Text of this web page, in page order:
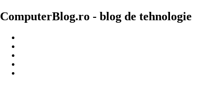
ComputerBlog.ro - blog de tehnologie